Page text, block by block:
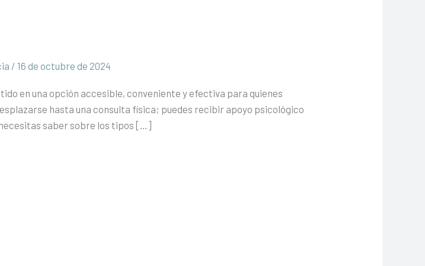
/16 de octubre de 2024
en una opción accesible, conveniente y efectiva para quienes
hasta una consulta física; puedes recibir apoyo psicológico
saber sobre los tipos […]